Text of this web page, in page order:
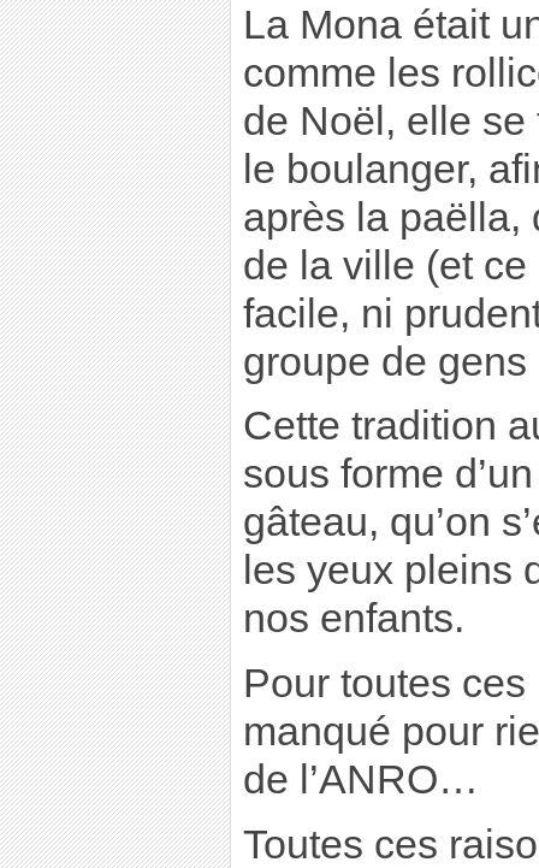
La Mona était
comme les
de Noël, elle
le boulanger,
après la paëlla,
de la ville (et ce
facile, ni
groupe de
Cette tradition
sous forme
gâteau, qu’on
les yeux pleins
nos enfants.
Pour toutes ces
manqué pour
de l’ANRO…
Toutes ces